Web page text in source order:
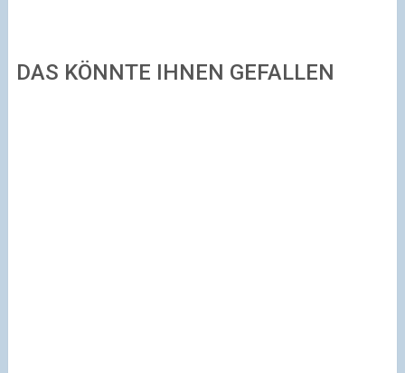
DAS KÖNNTE IHNEN GEFALLEN